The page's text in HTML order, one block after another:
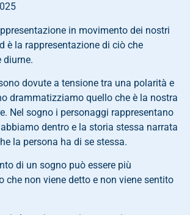
in movimento dei nostri
è la rappresentazione di ciò che
diurne.
dovute a tensione tra una polarità e
drammatizziamo quello che è la nostra
Nel sogno i personaggi rappresentano
dentro e la storia stessa narrata
la persona ha di se stessa.
di un sogno può essere più
che non viene detto e non viene sentito